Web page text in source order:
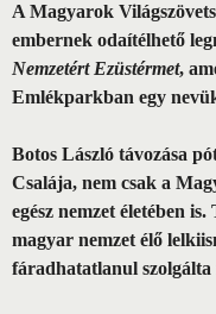
A Magyarok
embernek odaítélhető
Nemzetért Ezüstérmet,
Emlékparkban egy
Botos László távozása
Csalája, nem csak a
egész nemzet életében
magyar nemzet élő
fáradhatatlanul szolgálta